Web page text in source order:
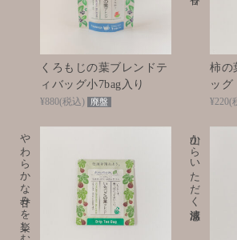
くろもじの葉ブレンドテ
ィバッグ小7bag入り
¥880(税込) 廃盤
柿の
ッグ
¥220(
やわらかな甘みを楽しむ 山からいただく清涼感